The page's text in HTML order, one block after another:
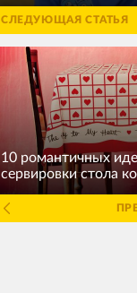
СЛЕДУЮЩАЯ СТАТЬЯ
10 романтичных
сервировки стола